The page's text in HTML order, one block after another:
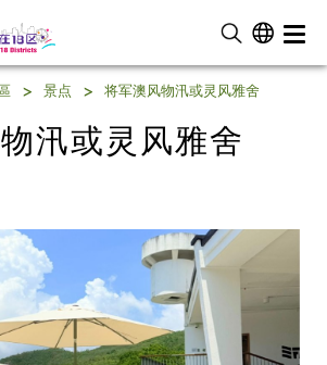
汛或灵风雅舍
景点 将军澳风物汛或灵风雅舍
汛或灵风雅舍